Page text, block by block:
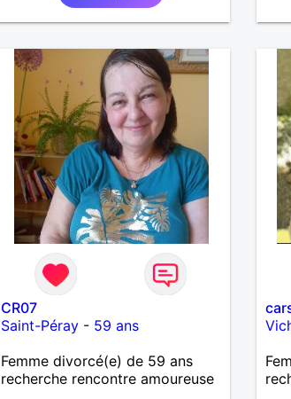
CR07
Saint-Péray- 59 ans
Femme divorcé(e) de 59 ans
recherche rencontre amoureuse